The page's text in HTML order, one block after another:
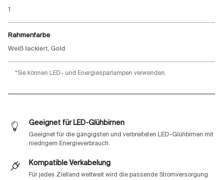
1
Rahmenfarbe
Weiß lackiert, Gold
*Sie können LED- und Energiesparlampen verwenden.
Geeignet für LED-Glühbirnen
Geeignet für die gängigsten und verbreiteten LED-Glühbirnen mit
niedrigem Energieverbrauch.
Kompatible Verkabelung
Für jedes Zielland weltweit wird die passende Stromversorgung